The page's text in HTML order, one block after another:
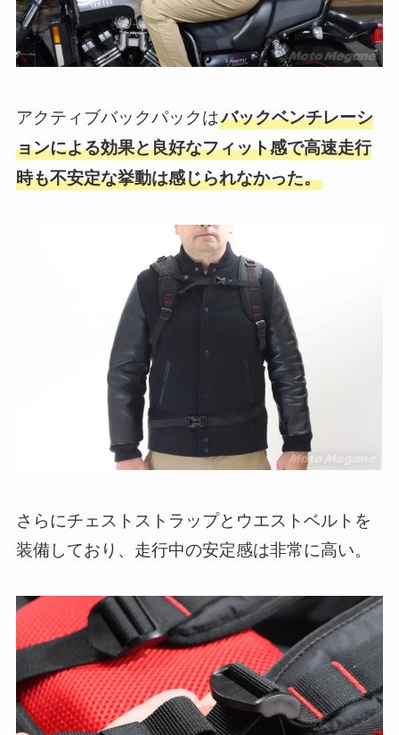
アクティブバックパックはバックベンチレーシ
ョンによる効果と良好なフィット感で高速走行
時も不安定な挙動は感じられなかった。
さらにチェストストラップとウエストベルトを
装備しており、走行中の安定感は非常に高い。